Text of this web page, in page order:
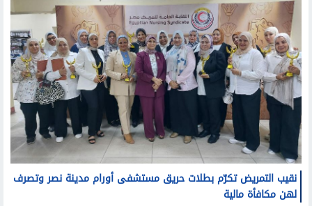
نقيب التمريض تكرّم بطلات حريق مستشفى أورام مدينة نصر وتصرف
لهن مكافأة مالية